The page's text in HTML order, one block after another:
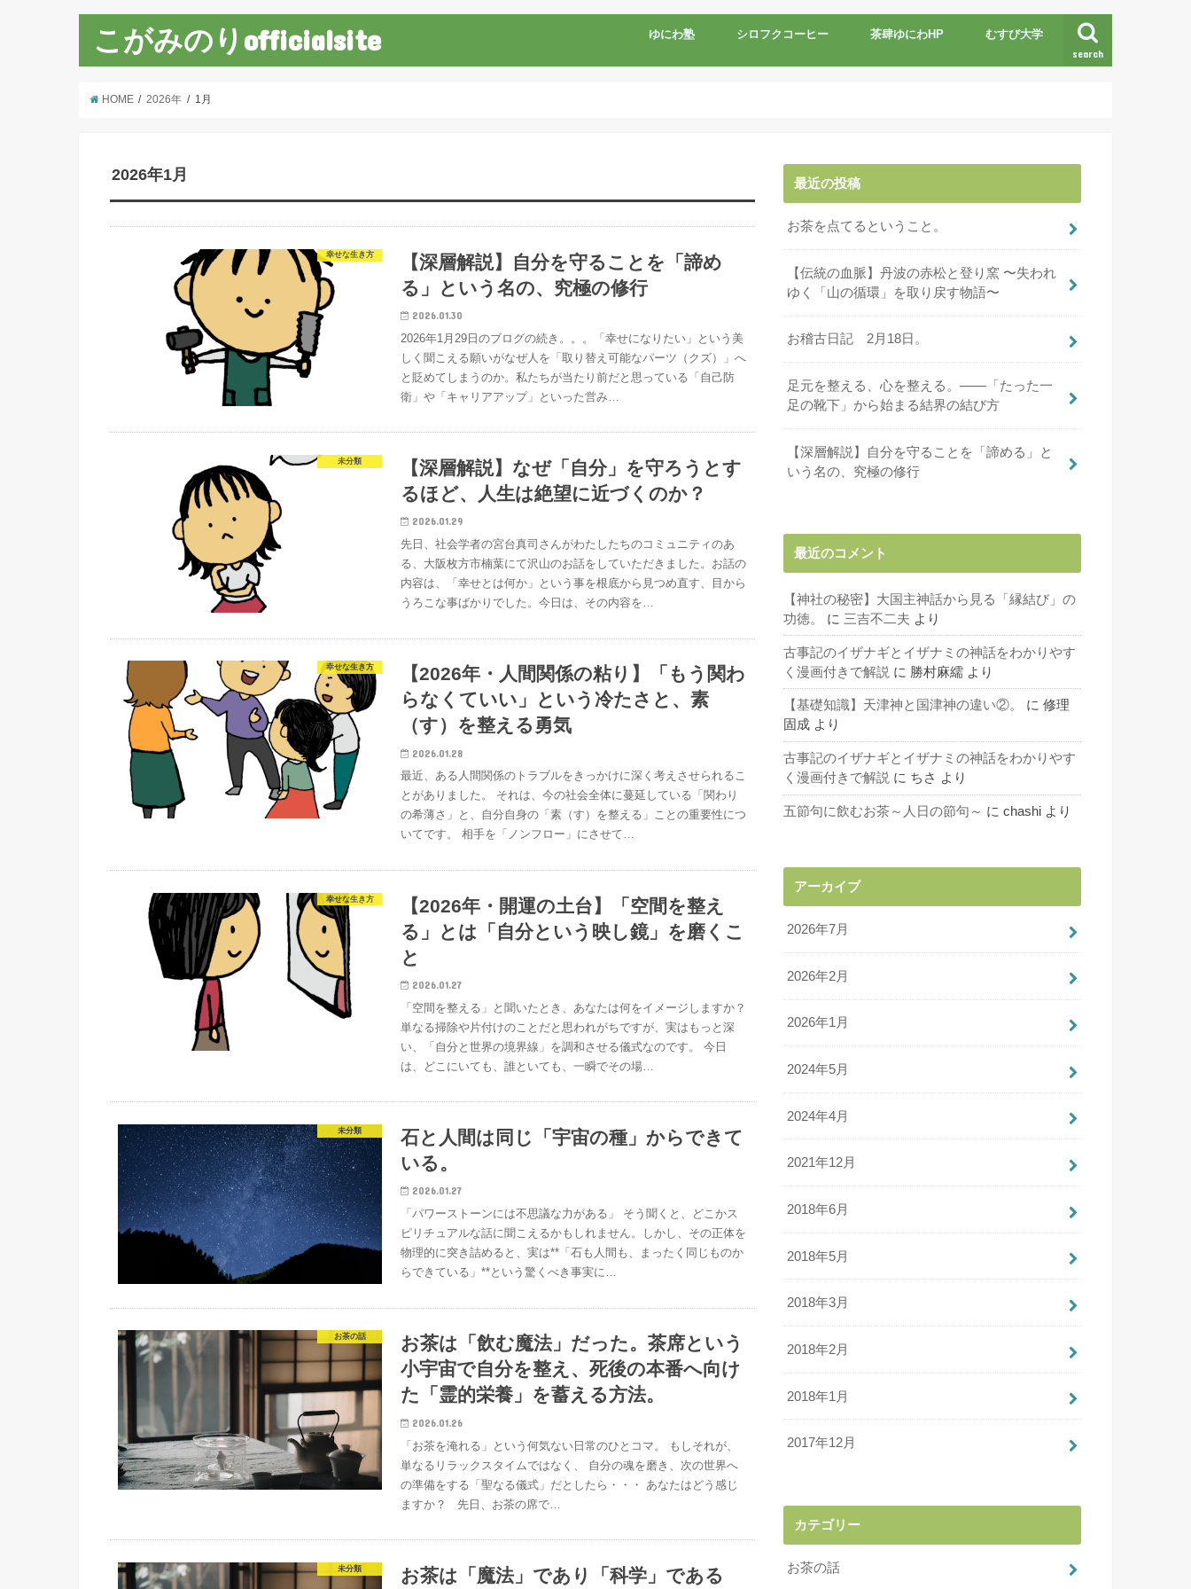
こがみのりofficialsite search
ゆにわ塾 シロフクコーヒー 茶肆ゆにわHP むすび大学
HOME 2026年 1月
2026年1月
幸せな生き方
【深層解説】自分を守ることを「諦め
る」という名の、究極の修行
2026.01.30
2026年1月29日のブログの続き。。。「幸せになりたい」という美
しく聞こえる願いがなぜ人を「取り替え可能なパーツ（クズ）」へ
と貶めてしまうのか。私たちが当たり前だと思っている「自己防
衛」や「キャリアアップ」といった営み…
未分類
【深層解説】なぜ「自分」を守ろうとす
るほど、人生は絶望に近づくのか？
2026.01.29
先日、社会学者の宮台真司さんがわたしたちのコミュニティのあ
る、大阪枚方市楠葉にて沢山のお話をしていただきました。お話の
内容は、「幸せとは何か」という事を根底から見つめ直す、目から
うろこな事ばかりでした。今日は、その内容を…
幸せな生き方
【2026年・人間関係の粘り】「もう関わ
らなくていい」という冷たさと、素
（す）を整える勇気
2026.01.28
最近、ある人間関係のトラブルをきっかけに深く考えさせられるこ
とがありました。 それは、今の社会全体に蔓延している「関わり
の希薄さ」と、自分自身の「素（す）を整える」ことの重要性につ
いてです。 相手を「ノンフロー」にさせて…
幸せな生き方
【2026年・開運の土台】「空間を整え
る」とは「自分という映し鏡」を磨くこ
と
2026.01.27
「空間を整える」と聞いたとき、あなたは何をイメージしますか？
単なる掃除や片付けのことだと思われがちですが、実はもっと深
い、「自分と世界の境界線」を調和させる儀式なのです。 今日
は、どこにいても、誰といても、一瞬でその場…
未分類
石と人間は同じ「宇宙の種」からできて
いる。
2026.01.27
「パワーストーンには不思議な力がある」 そう聞くと、どこかス
ピリチュアルな話に聞こえるかもしれません。しかし、その正体を
物理的に突き詰めると、実は**「石も人間も、まったく同じものか
らできている」**という驚くべき事実に…
お茶の話
お茶は「飲む魔法」だった。茶席という
小宇宙で自分を整え、死後の本番へ向け
た「霊的栄養」を蓄える方法。
2026.01.26
「お茶を淹れる」という何気ない日常のひとコマ。 もしそれが、
単なるリラックスタイムではなく、 自分の魂を磨き、次の世界へ
の準備をする「聖なる儀式」だとしたら・・・ あなたはどう感じ
ますか？ 先日、お茶の席で…
未分類 お茶は「魔法」であり「科学」である
最近の投稿
お茶を点てるということ。
【伝統の血脈】丹波の赤松と登り窯 〜失われ
ゆく「山の循環」を取り戻す物語〜
お稽古日記 2月18日。
足元を整える、心を整える。――「たった一
足の靴下」から始まる結界の結び方
【深層解説】自分を守ることを「諦める」と
いう名の、究極の修行
最近のコメント
【神社の秘密】大国主神話から見る「縁結び」の
功徳。
に 三吉不二夫 より
古事記のイザナギとイザナミの神話をわかりやす
く漫画付きで解説 に 勝村麻繻 より
【基礎知識】天津神と国津神の違い②。 に 修理
固成 より
古事記のイザナギとイザナミの神話をわかりやす
く漫画付きで解説 に ちさ より
五節句に飲むお茶～人日の節句～ に chashi より
アーカイブ
2026年7月
2026年2月
2026年1月
2024年5月
2024年4月
2021年12月
2018年6月
2018年5月
2018年3月
2018年2月
2018年1月
2017年12月
カテゴリー
お茶の話